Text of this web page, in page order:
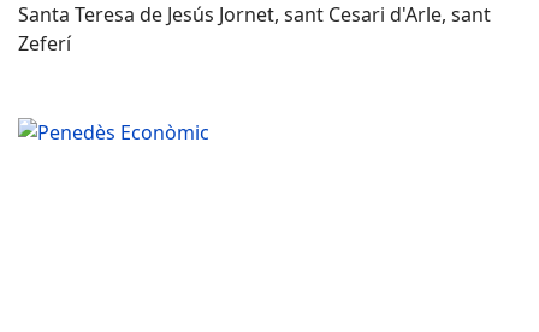
Santa Teresa de Jesús Jornet, sant Cesari d'Arle, sant
Zeferí